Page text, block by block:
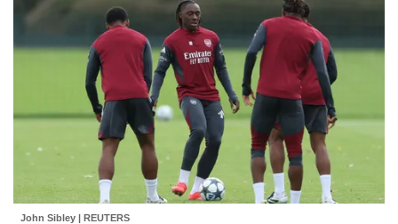
John Sibley | REUTERS